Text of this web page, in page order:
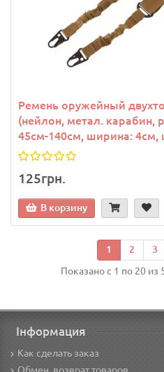
Ремень оружейный
(нейлон, метал. карабин,
45см-140см, ширина: 4см,
125грн.
В корзину
1 2 3
Показано с 1 по 20 из
Інформация
Как сделать заказ